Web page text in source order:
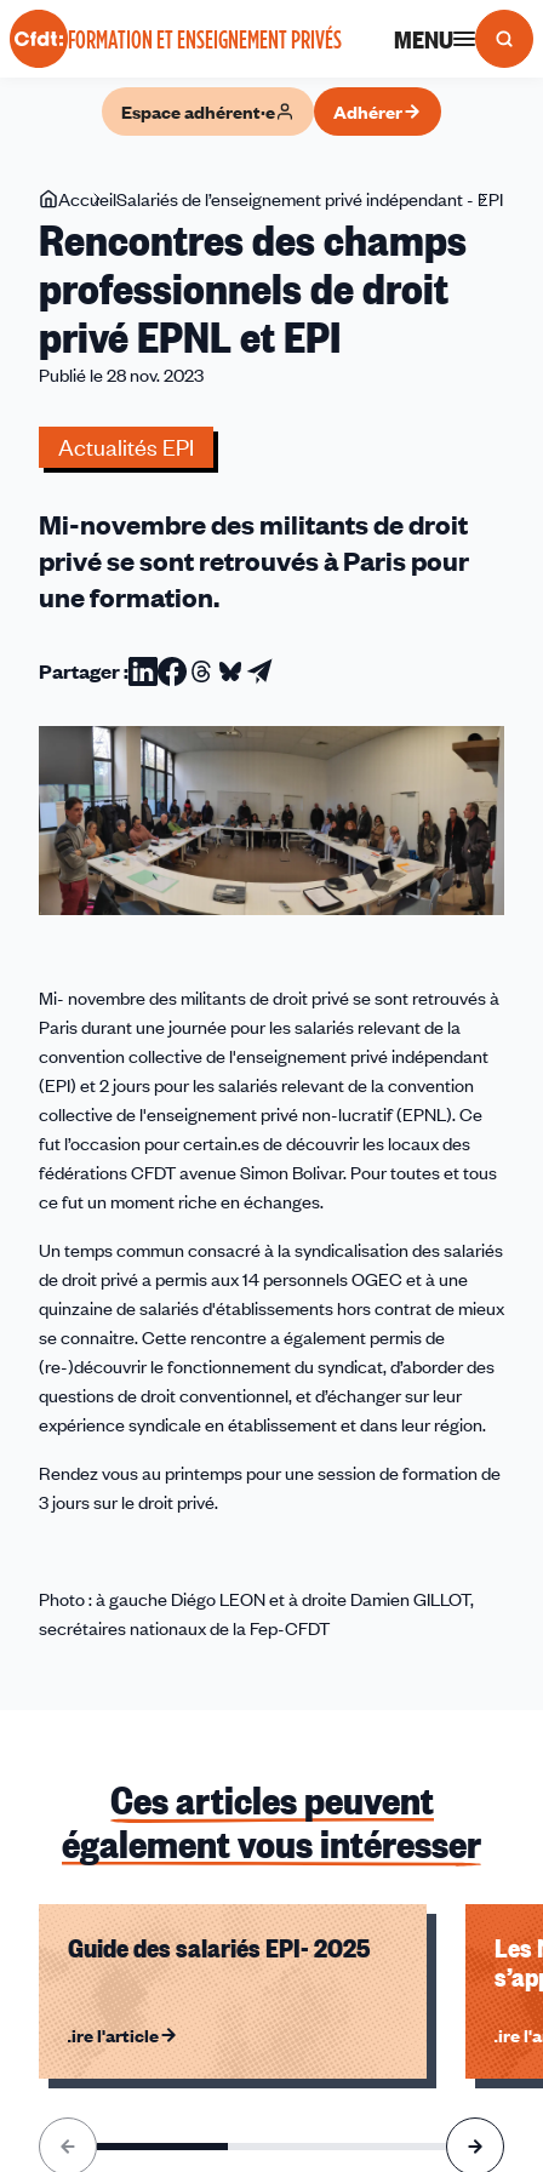
Panneau de gestion des cookies
FORMATION ET ENSEIGNEMENT PRIVÉS MENU
Espace adhérent·e Adhérer
Vous
êtes
ici
AccueilSalariés de l’enseignement privé indépendant - EPI
Rencontres des champs
professionnels de droit
privé EPNL et EPI
Publié le 28 nov. 2023
Actualités EPI
Mi-novembre des militants de droit
privé se sont retrouvés à Paris pour
une formation.
Partager :Partager
sur
Linkedin
Partager
sur
Facebook
Partager
sur
Threads
Partager
sur
Bluesky
Partager
par
email
Mi- novembre des militants de droit privé se sont retrouvés à
Paris durant une journée pour les salariés relevant de la
convention collective de l'enseignement privé indépendant
(EPI) et 2 jours pour les salariés relevant de la convention
collective de l'enseignement privé non-lucratif (EPNL). Ce
fut l’occasion pour certain.es de découvrir les locaux des
fédérations CFDT avenue Simon Bolivar. Pour toutes et tous
ce fut un moment riche en échanges.
Un temps commun consacré à la syndicalisation des salariés
de droit privé a permis aux 14 personnels OGEC et à une
quinzaine de salariés d'établissements hors contrat de mieux
se connaitre. Cette rencontre a également permis de
(re-)découvrir le fonctionnement du syndicat, d’aborder des
questions de droit conventionnel, et d’échanger sur leur
expérience syndicale en établissement et dans leur région.
Rendez vous au printemps pour une session de formation de
3 jours sur le droit privé.
Photo : à gauche Diégo LEON et à droite Damien GILLOT,
secrétaires nationaux de la Fep-CFDT
Ces articles peuvent
également vous intéresser
Guide des salariés EPI- 2025
Lire l'article
Les
Lire